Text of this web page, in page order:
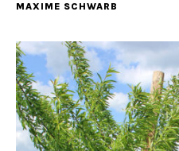
MAXIME SCHWARB